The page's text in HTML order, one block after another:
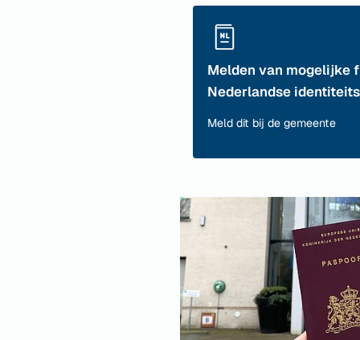
Melden van mogelijke
Nederlandse
Meld dit bij de gemeente